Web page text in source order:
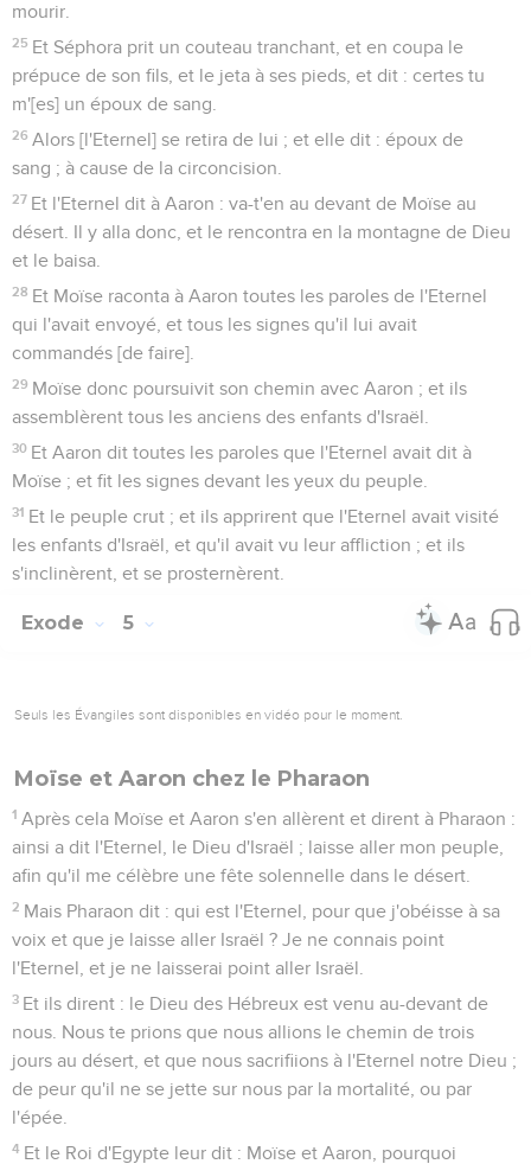
mourir.
25 Et Séphora prit un couteau tranchant, et en coupa le
prépuce de son fils, et le jeta à ses pieds, et dit : certes tu
m'[es] un époux de sang.
26 Alors [l'Eternel] se retira de lui ; et elle dit : époux de
sang ; à cause de la circoncision.
27 Et l'Eternel dit à Aaron : va-t'en au devant de Moïse au
désert. Il y alla donc, et le rencontra en la montagne de Dieu
et le baisa.
28 Et Moïse raconta à Aaron toutes les paroles de l'Eternel
qui l'avait envoyé, et tous les signes qu'il lui avait
commandés [de faire].
29 Moïse donc poursuivit son chemin avec Aaron ; et ils
assemblèrent tous les anciens des enfants d'Israël.
30 Et Aaron dit toutes les paroles que l'Eternel avait dit à
Moïse ; et fit les signes devant les yeux du peuple.
31 Et le peuple crut ; et ils apprirent que l'Eternel avait visité
les enfants d'Israël, et qu'il avait vu leur affliction ; et ils
s'inclinèrent, et se prosternèrent.
Exode 5
Seuls les Évangiles sont disponibles en vidéo pour le moment.
Moïse et Aaron chez le Pharaon
1 Après cela Moïse et Aaron s'en allèrent et dirent à Pharaon :
ainsi a dit l'Eternel, le Dieu d'Israël ; laisse aller mon peuple,
afin qu'il me célèbre une fête solennelle dans le désert.
2 Mais Pharaon dit : qui est l'Eternel, pour que j'obéisse à sa
voix et que je laisse aller Israël ? Je ne connais point
l'Eternel, et je ne laisserai point aller Israël.
3 Et ils dirent : le Dieu des Hébreux est venu au-devant de
nous. Nous te prions que nous allions le chemin de trois
jours au désert, et que nous sacrifiions à l'Eternel notre Dieu ;
de peur qu'il ne se jette sur nous par la mortalité, ou par
l'épée.
4 Et le Roi d'Egypte leur dit : Moïse et Aaron, pourquoi